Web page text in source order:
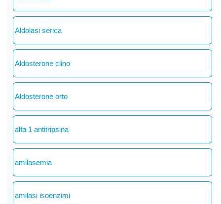
Aldolasi serica
Aldosterone clino
Aldosterone orto
alfa 1 antitripsina
amilasemia
amilasi isoenzimi